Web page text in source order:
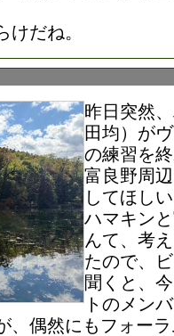
けだね。
昨日突然
田均）が
の練習を
富良野周
してほし
ハマキン
んて、考
たので、
聞くと、
トのメン
、偶然にもフォー